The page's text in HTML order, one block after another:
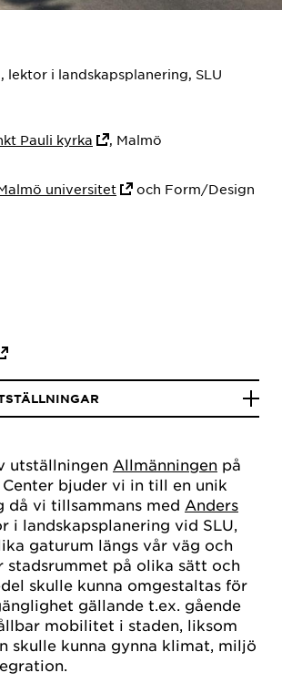
utställningen Allmänningen på
bjuder vi in till en unik
då vi tillsammans med Anders
i landskapsplanering vid SLU,
gaturum längs vår väg och
stadsrummet på olika sätt och
skulle kunna omgestaltas för
gällande t.ex. gående
mobilitet i staden, liksom
skulle kunna gynna klimat, miljö
lektor i landskapsplanering, SLU
Pauli kyrka , Malmö
universitet
och Form/Design